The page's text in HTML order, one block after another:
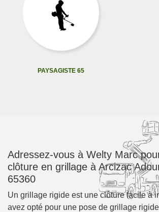
PAYSAGISTE 65
Adressez-vous à Welty Marc
clôture en grillage à Arcizac
65360
Un grillage rigide est une clôture facile à
avez opté pour une pose de grillage